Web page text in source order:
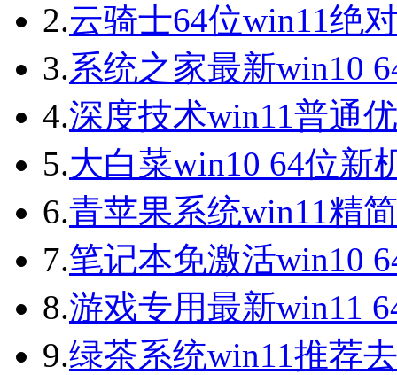
2.云骑士64位win11绝
3.系统之家最新win10
4.深度技术win11普通
5.大白菜win10 64位
6.青苹果系统win11精
7.笔记本免激活win10
8.游戏专用最新win11
9.绿茶系统win11推荐